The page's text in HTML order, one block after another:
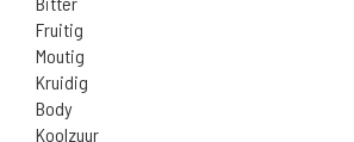
Fruitig
Moutig
Kruidig
Body
Koolzuur